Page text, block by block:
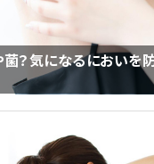
？気になるにおいを